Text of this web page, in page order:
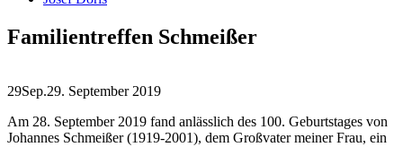
Familientreffen Schmeißer
29Sep.29. September 2019
Am 28. September 2019 fand anlässlich des 100. Geburtstages von
Johannes Schmeißer (1919-2001), dem Großvater meiner Frau, ein